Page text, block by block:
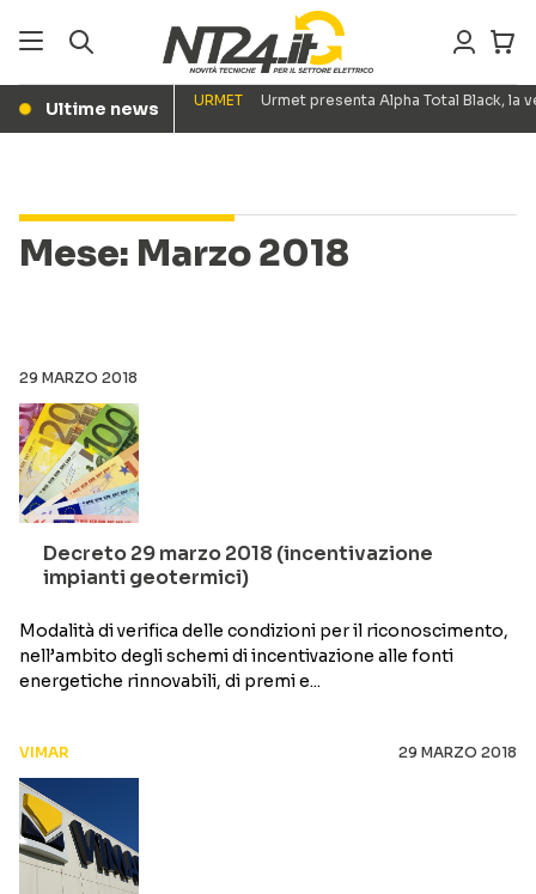
● Ultime news URMET Urmet presenta Alpha Total Black,
Mese: Marzo 2018
29 MARZO 2018
Decreto 29 marzo 2018 (incentivazione
impianti geotermici)
Modalità di verifica delle condizioni per il riconoscimento,
nell’ambito degli schemi di incentivazione alle fonti
energetiche rinnovabili, di premi e...
VIMAR 29 MARZO 2018